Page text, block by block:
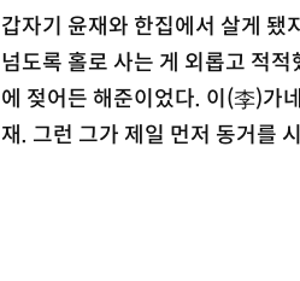
갑자기 윤재와 한집에서 살게 됐
넘도록 홀로 사는 게 외롭고 적
에 젖어든 해준이었다. 이(李)가
재. 그런 그가 제일 먼저 동거를